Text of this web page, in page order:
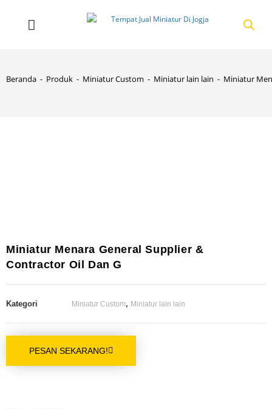
Beranda - Produk - Miniatur Custom - Miniatur lain lain - Miniatur
Miniatur Menara General Supplier &
Contractor Oil Dan G
Kategori Miniatur Custom, Miniatur lain lain
PESAN SEKARANG!